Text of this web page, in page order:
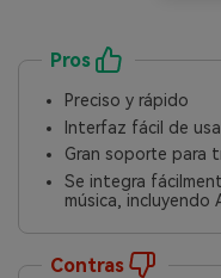
Pros
Preciso y rápido
Interfaz fácil de
Gran soporte para
Se integra
música, incluyendo
Contras